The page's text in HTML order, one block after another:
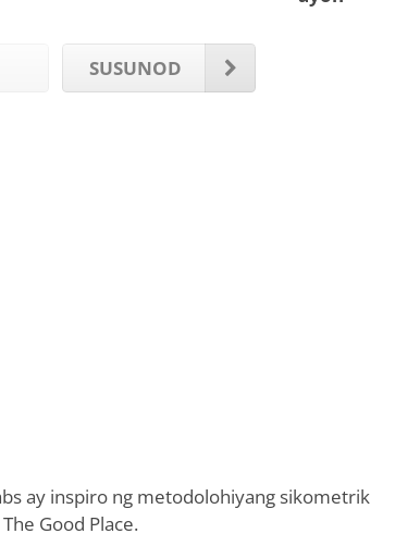
SUSUNOD
ay inspiro ng metodolohiyang sikometrik
Good Place.